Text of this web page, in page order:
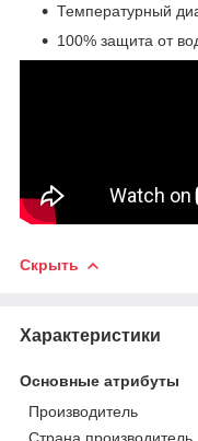
Температурный
100% защита от
Скрыть
Характеристики
Основные атрибуты
Производитель
Страна производитель